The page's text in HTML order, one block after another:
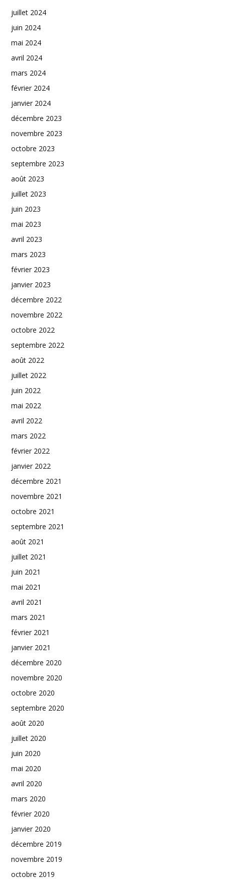
juillet 2024
juin 2024
mai 2024
avril 2024
mars 2024
février 2024
janvier 2024
décembre 2023
novembre 2023
octobre 2023
septembre 2023
août 2023
juillet 2023
juin 2023
mai 2023
avril 2023
mars 2023
février 2023
janvier 2023
décembre 2022
novembre 2022
octobre 2022
septembre 2022
août 2022
juillet 2022
juin 2022
mai 2022
avril 2022
mars 2022
février 2022
janvier 2022
décembre 2021
novembre 2021
octobre 2021
septembre 2021
août 2021
juillet 2021
juin 2021
mai 2021
avril 2021
mars 2021
février 2021
janvier 2021
décembre 2020
novembre 2020
octobre 2020
septembre 2020
août 2020
juillet 2020
juin 2020
mai 2020
avril 2020
mars 2020
février 2020
janvier 2020
décembre 2019
novembre 2019
octobre 2019